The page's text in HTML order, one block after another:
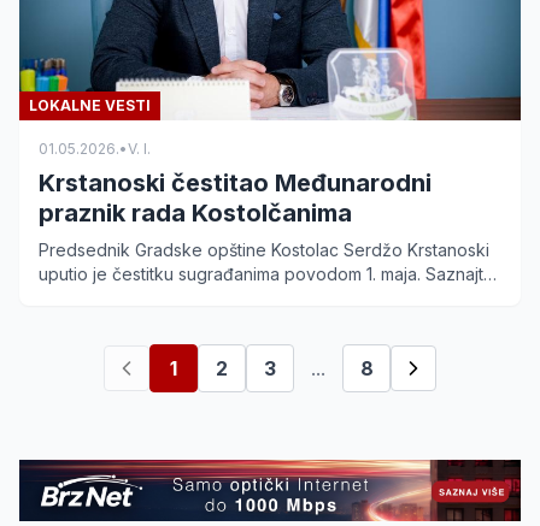
LOKALNE VESTI
01.05.2026.•V. I.
Krstanoski čestitao Međunarodni
praznik rada Kostolčanima
Predsednik Gradske opštine Kostolac Serdžo Krstanoski
uputio je čestitku sugrađanima povodom 1. maja. Saznajte
1 2 3 ... 8